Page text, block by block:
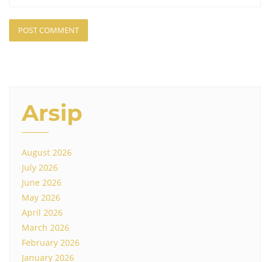
Arsip
August 2026
July 2026
June 2026
May 2026
April 2026
March 2026
February 2026
January 2026